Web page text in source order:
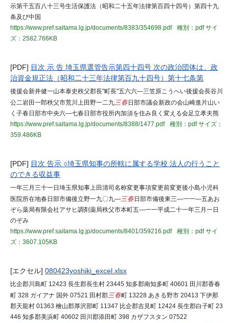
示第千五百八十三号生活保護法（昭和二十五年法律第百四十四号）第四十九
条及び中国
https://www.pref.saitama.lg.jp/documents/8383/354698.pdf
種別：pdfサイ
ズ：2582.766KB
[PDF] 目次 示 告 埼玉県選管告示第四十四号 次の政治団体は、政
治資金規正法（昭和二十三年法律第百九十四号）第十七条第
後援会新井健一山本泰史秩父郡長"町長"五六六―三笠原こうへい後援会長谷川
公二岩田一郎秩父市荒川上田野一二九三春日部市議会新政の会山崎進片山い
く子春日部市中央六―七春日部市役所内加須を住み良く変える会足立孝夫熊
https://www.pref.saitama.lg.jp/documents/8388/1477.pdf
種別：pdfサイズ：
359.486KB
[PDF] 目次 告示 ○埼玉県知事の所轄に属する学校 法人の行うこと
のできる収益事
一年三月三十一日埼玉県知事上田清司名称変更事項変更前変更後小島小児科
医院所在地春日部市備後立野一九〇九―三春日部市備後東三―一一―五あお
ぞら薬局有限会社アサヒ調剤薬局秩父市本町五―一一平成二十一年三月一日
のぞみ
https://www.pref.saitama.lg.jp/documents/8401/359216.pdf
種別：pdfサイ
ズ：3607.105KB
[エクセル] 080423yoshiki_excel.xlsx
比企郡川島町 12423 長生郡長生村 23445 知多郡南知多町 40601 田川郡香春
町 328 ガイアナ 国外 07521 田村郡三春町 13228 あきる野市 20413 下伊那
郡天龍村 01363 檜山郡厚沢部町 11347 比企郡吉見町 12424 長生郡白子町 23
446 知多郡美浜町 40602 田川郡添田町 398 カザフスタン 07522